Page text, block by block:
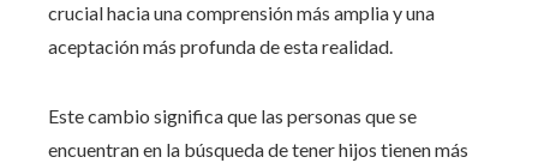
crucial hacia una comprensión más amplia y una
aceptación más profunda de esta realidad.
Este cambio significa que las personas que se
encuentran en la búsqueda de tener hijos tienen más